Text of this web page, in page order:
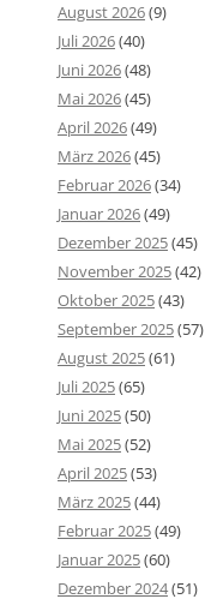
August 2026(9)
Juli 2026(40)
Juni 2026(48)
Mai 2026(45)
April 2026(49)
März 2026(45)
Februar 2026(34)
Januar 2026(49)
Dezember 2025(45)
November 2025(42)
Oktober 2025(43)
September 2025(57)
August 2025(61)
Juli 2025(65)
Juni 2025(50)
Mai 2025(52)
April 2025(53)
März 2025(44)
Februar 2025(49)
Januar 2025(60)
Dezember 2024(51)